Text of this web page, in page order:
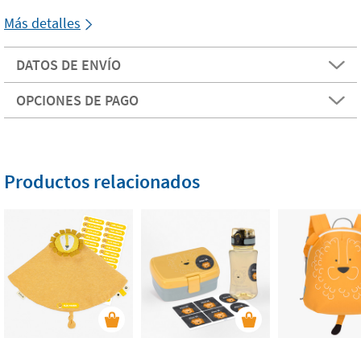
Más detalles
DATOS DE ENVÍO
OPCIONES DE PAGO
Productos relacionados